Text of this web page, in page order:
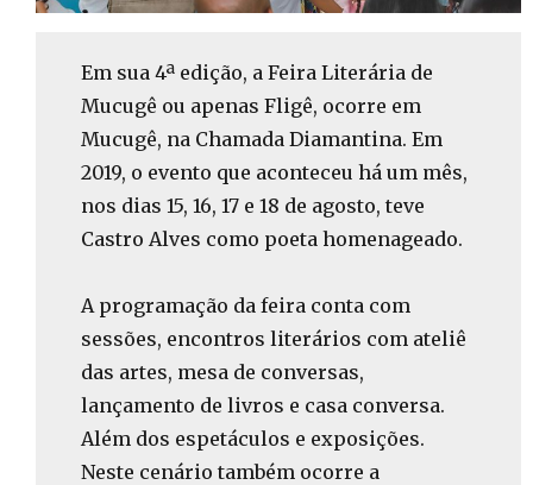
Em sua 4ª edição, a Feira Literária de
Mucugê ou apenas Fligê, ocorre em
Mucugê, na Chamada Diamantina. Em
2019, o evento que aconteceu há um mês,
nos dias 15, 16, 17 e 18 de agosto, teve
Castro Alves como poeta homenageado.
A programação da feira conta com
sessões, encontros literários com ateliê
das artes, mesa de conversas,
lançamento de livros e casa conversa.
Além dos espetáculos e exposições.
Neste cenário também ocorre a